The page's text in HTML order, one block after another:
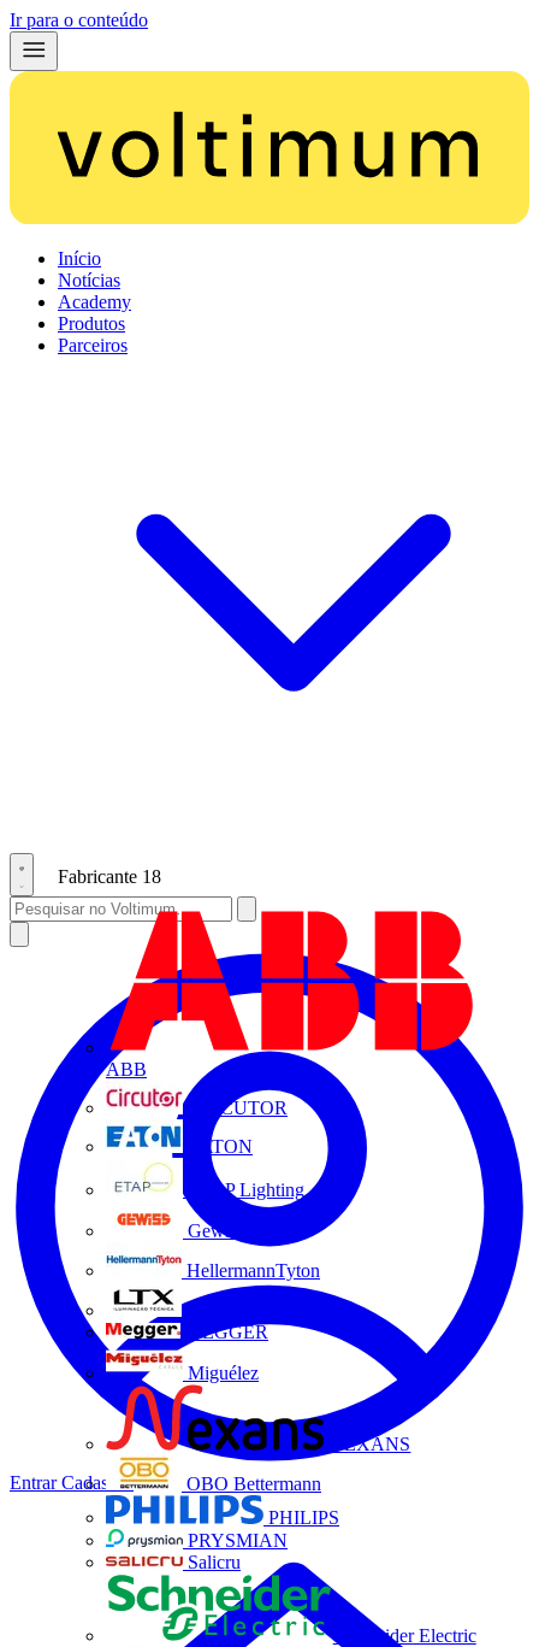
Ir para o conteúdo
Início
Notícias
Academy
Produtos
Parceiros
Fabricante 18
ABB
CIRCUTOR
EATON
ETAP Lighting
Gewiss
HellermannTyton
MEGGER
Miguélez
NEXANS
OBO Bettermann
PHILIPS
PRYSMIAN
Salicru
Schneider Electric
EntrarCadastrar